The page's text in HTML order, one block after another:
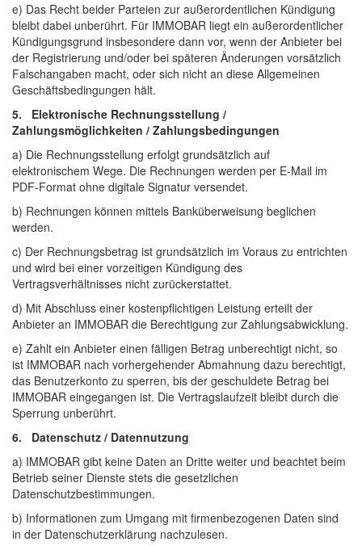
e) Das Recht beider Parteien zur außerordentlichen Kündigung
bleibt dabei unberührt. Für IMMOBAR liegt ein außerordentlicher
Kündigungsgrund insbesondere dann vor, wenn der Anbieter bei
der Registrierung und/oder bei späteren Änderungen vorsätzlich
Falschangaben macht, oder sich nicht an diese Allgemeinen
Geschäftsbedingungen hält.
5. Elektronische Rechnungsstellung /
Zahlungsmöglichkeiten / Zahlungsbedingungen
a) Die Rechnungsstellung erfolgt grundsätzlich auf
elektronischem Wege. Die Rechnungen werden per E-Mail im
PDF-Format ohne digitale Signatur versendet.
b) Rechnungen können mittels Banküberweisung beglichen
werden.
c) Der Rechnungsbetrag ist grundsätzlich im Voraus zu entrichten
und wird bei einer vorzeitigen Kündigung des
Vertragsverhältnisses nicht zurückerstattet.
d) Mit Abschluss einer kostenpflichtigen Leistung erteilt der
Anbieter an IMMOBAR die Berechtigung zur Zahlungsabwicklung.
e) Zahlt ein Anbieter einen fälligen Betrag unberechtigt nicht, so
ist IMMOBAR nach vorhergehender Abmahnung dazu berechtigt,
das Benutzerkonto zu sperren, bis der geschuldete Betrag bei
IMMOBAR eingegangen ist. Die Vertragslaufzeit bleibt durch die
Sperrung unberührt.
6. Datenschutz / Datennutzung
a) IMMOBAR gibt keine Daten an Dritte weiter und beachtet beim
Betrieb seiner Dienste stets die gesetzlichen
Datenschutzbestimmungen.
b) Informationen zum Umgang mit firmenbezogenen Daten sind
in der Datenschutzerklärung nachzulesen.